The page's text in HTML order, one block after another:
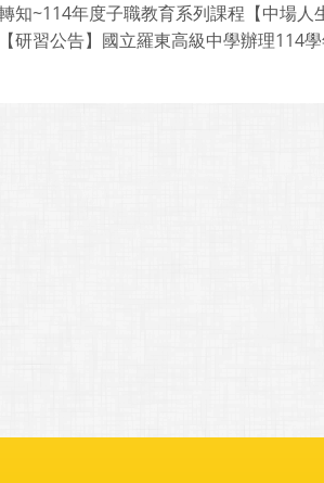
知~114年度子職教育系列課程【中場人
【研習公告】國立羅東高級中學辦理114